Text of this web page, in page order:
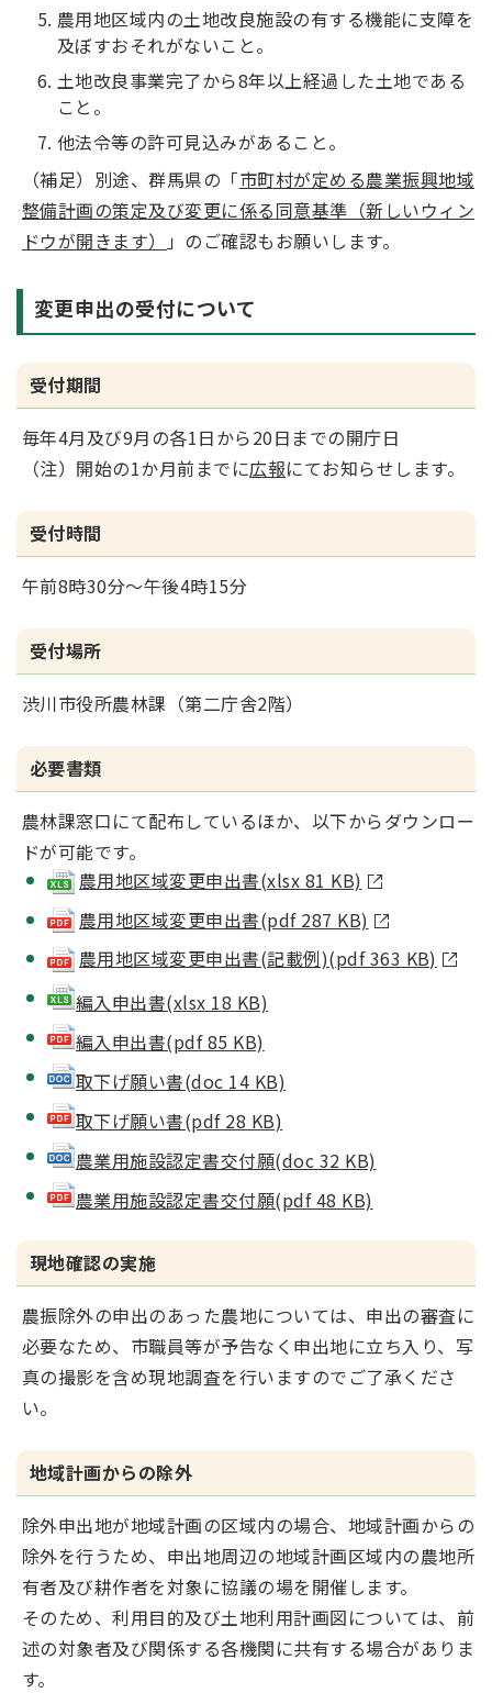
農用地区域内の土地改良施設の有する機能に支障を
及ぼすおそれがないこと。
土地改良事業完了から8年以上経過した土地である
こと。
他法令等の許可見込みがあること。
（補足）別途、群馬県の「市町村が定める農業振興地域
整備計画の策定及び変更に係る同意基準（新しいウィン
ドウが開きます）
」のご確認もお願いします。
変更申出の受付について
受付期間
毎年4月及び9月の各1日から20日までの開庁日
（注）開始の1か月前までに広報にてお知らせします。
受付時間
午前8時30分～午後4時15分
受付場所
渋川市役所農林課（第二庁舎2階）
必要書類
農林課窓口にて配布しているほか、以下からダウンロー
ドが可能です。
農用地区域変更申出書(xlsx 81 KB)
農用地区域変更申出書(pdf 287 KB)
農用地区域変更申出書(記載例)(pdf 363 KB)
編入申出書(xlsx 18 KB)
編入申出書(pdf 85 KB)
取下げ願い書(doc 14 KB)
取下げ願い書(pdf 28 KB)
農業用施設認定書交付願(doc 32 KB)
農業用施設認定書交付願(pdf 48 KB)
現地確認の実施
農振除外の申出のあった農地については、申出の審査に
必要なため、市職員等が予告なく申出地に立ち入り、写
真の撮影を含め現地調査を行いますのでご了承くださ
い。
地域計画からの除外
除外申出地が地域計画の区域内の場合、地域計画からの
除外を行うため、申出地周辺の地域計画区域内の農地所
有者及び耕作者を対象に協議の場を開催します。
そのため、利用目的及び土地利用計画図については、前
述の対象者及び関係する各機関に共有する場合がありま
す。